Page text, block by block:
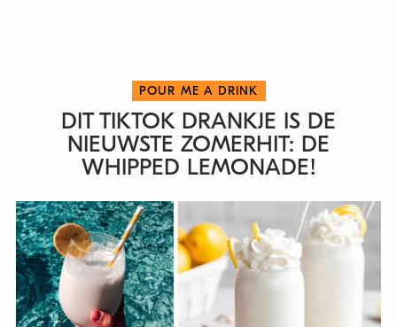
POUR ME A DRINK
DIT TIKTOK DRANKJE IS DE
NIEUWSTE ZOMERHIT: DE
WHIPPED LEMONADE!